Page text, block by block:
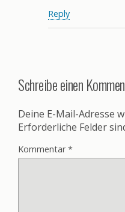
Reply
Schreibe einen
Deine E-Mail-Adresse
Erforderliche Felder
Kommentar*